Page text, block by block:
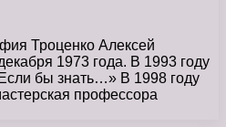
Троценко Алексей
1973 года. В 1993 году
бы знать…» В 1998 году
профессора